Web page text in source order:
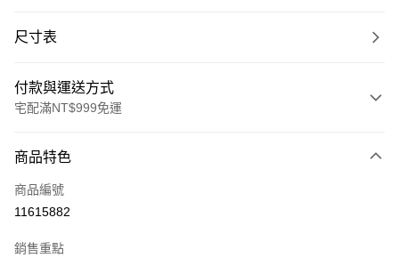
尺寸表
付款與運送方式
宅配滿NT$999免運
信用卡一次付款
LINE Pay
商品特色
商品編號
11615882
銷售重點